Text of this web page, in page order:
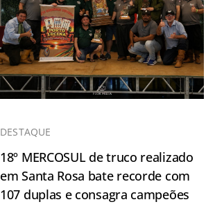
DESTAQUE
18º MERCOSUL de truco realizado
em Santa Rosa bate recorde com
107 duplas e consagra campeões